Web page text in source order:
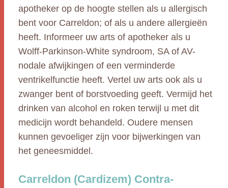
apotheker op de hoogte stellen als u allergisch
bent voor Carreldon; of als u andere allergieën
heeft. Informeer uw arts of apotheker als u
Wolff-Parkinson-White syndroom, SA of AV-
nodale afwijkingen of een verminderde
ventrikelfunctie heeft. Vertel uw arts ook als u
zwanger bent of borstvoeding geeft. Vermijd het
drinken van alcohol en roken terwijl u met dit
medicijn wordt behandeld. Oudere mensen
kunnen gevoeliger zijn voor bijwerkingen van
het geneesmiddel.
Carreldon (Cardizem) Contra-